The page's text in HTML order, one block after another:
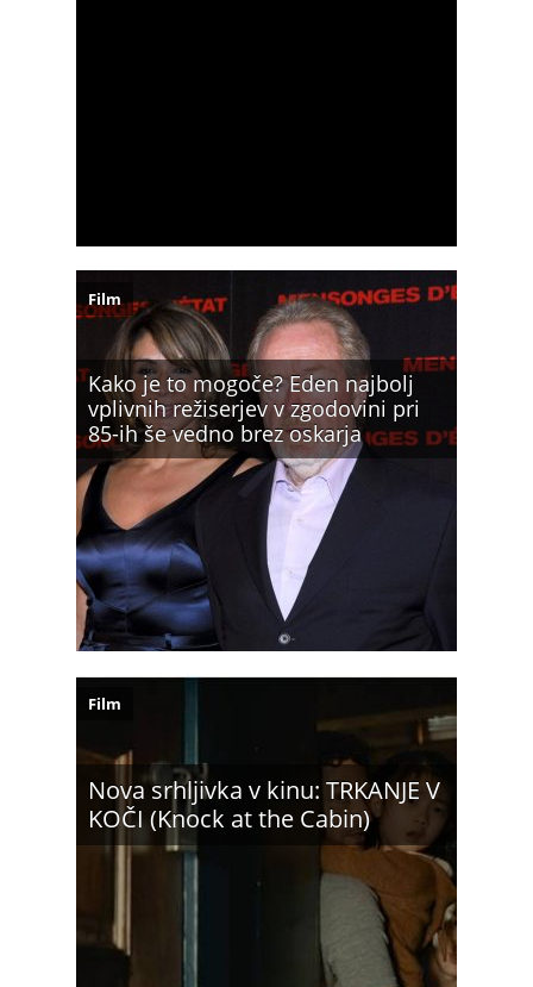
Kako je to mogoče? Eden najbolj
vplivnih režiserjev v zgodovini pri
85-ih še vedno brez oskarja
Film
Nova srhljivka v kinu: TRKANJE V
KOČI (Knock at the Cabin)
Film